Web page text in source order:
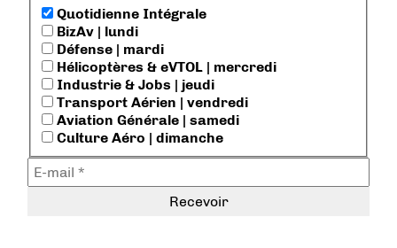
Quotidienne Intégrale
BizAv | lundi
Défense | mardi
Hélicoptères & eVTOL | mercredi
Industrie & Jobs | jeudi
Transport Aérien | vendredi
Aviation Générale | samedi
Culture Aéro | dimanche